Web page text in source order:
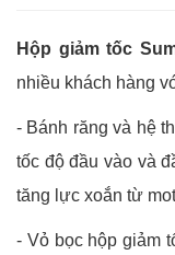
Hộp giảm tốc
nhiều khách hàng
- Bánh răng và hệ
tốc độ đầu vào và
tăng lực xoắn từ
- Vỏ bọc hộp giảm